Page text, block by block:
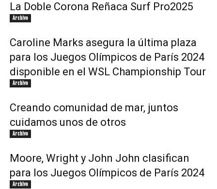
La Doble Corona Reñaca Surf Pro2025
Archivo
Caroline Marks asegura la última plaza
para los Juegos Olímpicos de París 2024
disponible en el WSL Championship Tour
Archivo
Creando comunidad de mar, juntos
cuidamos unos de otros
Archivo
Moore, Wright y John John clasifican
para los Juegos Olímpicos de París 2024
Archivo